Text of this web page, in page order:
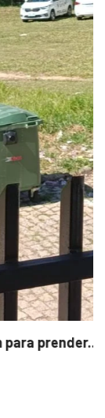
prender...